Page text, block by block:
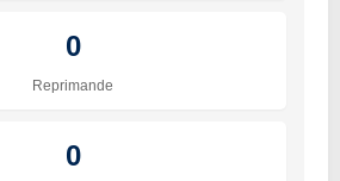
0
Reprimande
0